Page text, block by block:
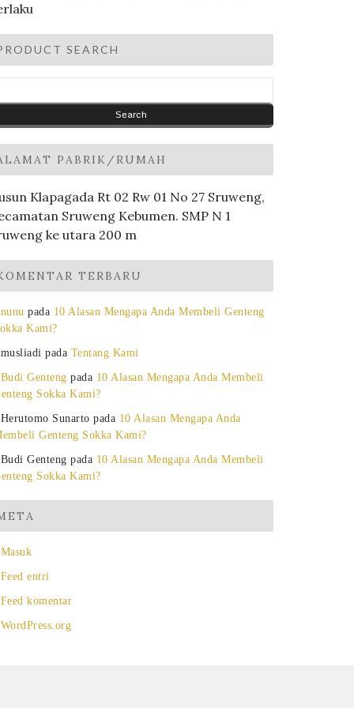
SEARCH
PABRIK/RUMAH
Klapagada Rt 02 Rw 01 No 27 Sruweng,
Sruweng Kebumen. SMP N 1
ke utara 200 m
TERBARU
nunu pada 10 Alasan Mengapa Anda Membeli Genteng
Kami?
musliadi pada Tentang Kami
Budi Genteng pada 10 Alasan Mengapa Anda Membeli
Sokka Kami?
Herutomo Sunarto pada 10 Alasan Mengapa Anda
Genteng Sokka Kami?
Budi Genteng pada 10 Alasan Mengapa Anda Membeli
Sokka Kami?
Masuk
Feed entri
Feed komentar
WordPress.org